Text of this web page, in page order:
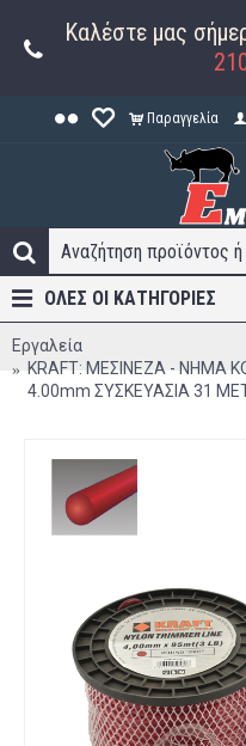
Καλέστε μας
Παραγγελία
ΟΛΕΣ ΟΙ ΚΑΤΗΓΟΡΊΕΣ
Εργαλεία
KRAFT: ΜΕΣΙΝΕΖΑ - ΝΗΜΑ
4.00mm ΣΥΣΚΕΥΑΣΙΑ 31